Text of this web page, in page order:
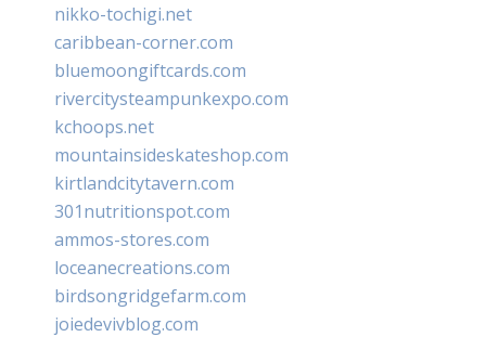
nikko-tochigi.net
caribbean-corner.com
bluemoongiftcards.com
rivercitysteampunkexpo.com
kchoops.net
mountainsideskateshop.com
kirtlandcitytavern.com
301nutritionspot.com
ammos-stores.com
loceanecreations.com
birdsongridgefarm.com
joiedevivblog.com